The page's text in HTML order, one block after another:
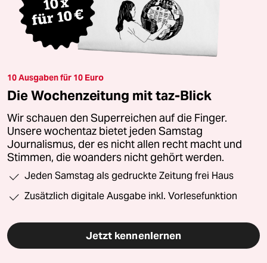
10 Ausgaben für 10 Euro
Die Wochenzeitung mit taz-Blick
Wir schauen den Superreichen auf die Finger.
Unsere wochentaz bietet jeden Samstag
Journalismus, der es nicht allen recht macht und
Stimmen, die woanders nicht gehört werden.
Jeden Samstag als gedruckte Zeitung frei Haus
Zusätzlich digitale Ausgabe inkl. Vorlesefunktion
Jetzt kennenlernen